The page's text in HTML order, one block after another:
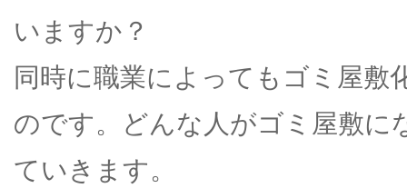
いますか？
同時に職業によってもゴミ屋敷
のです。どんな人がゴミ屋敷
ていきます。